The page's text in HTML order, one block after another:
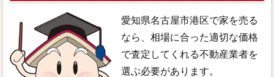
愛知県名古屋市港区で家を売る
なら、相場に合った適切な価格
で査定してくれる不動産業者を
選ぶ必要があります。